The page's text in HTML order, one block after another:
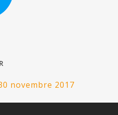
novembre 2017